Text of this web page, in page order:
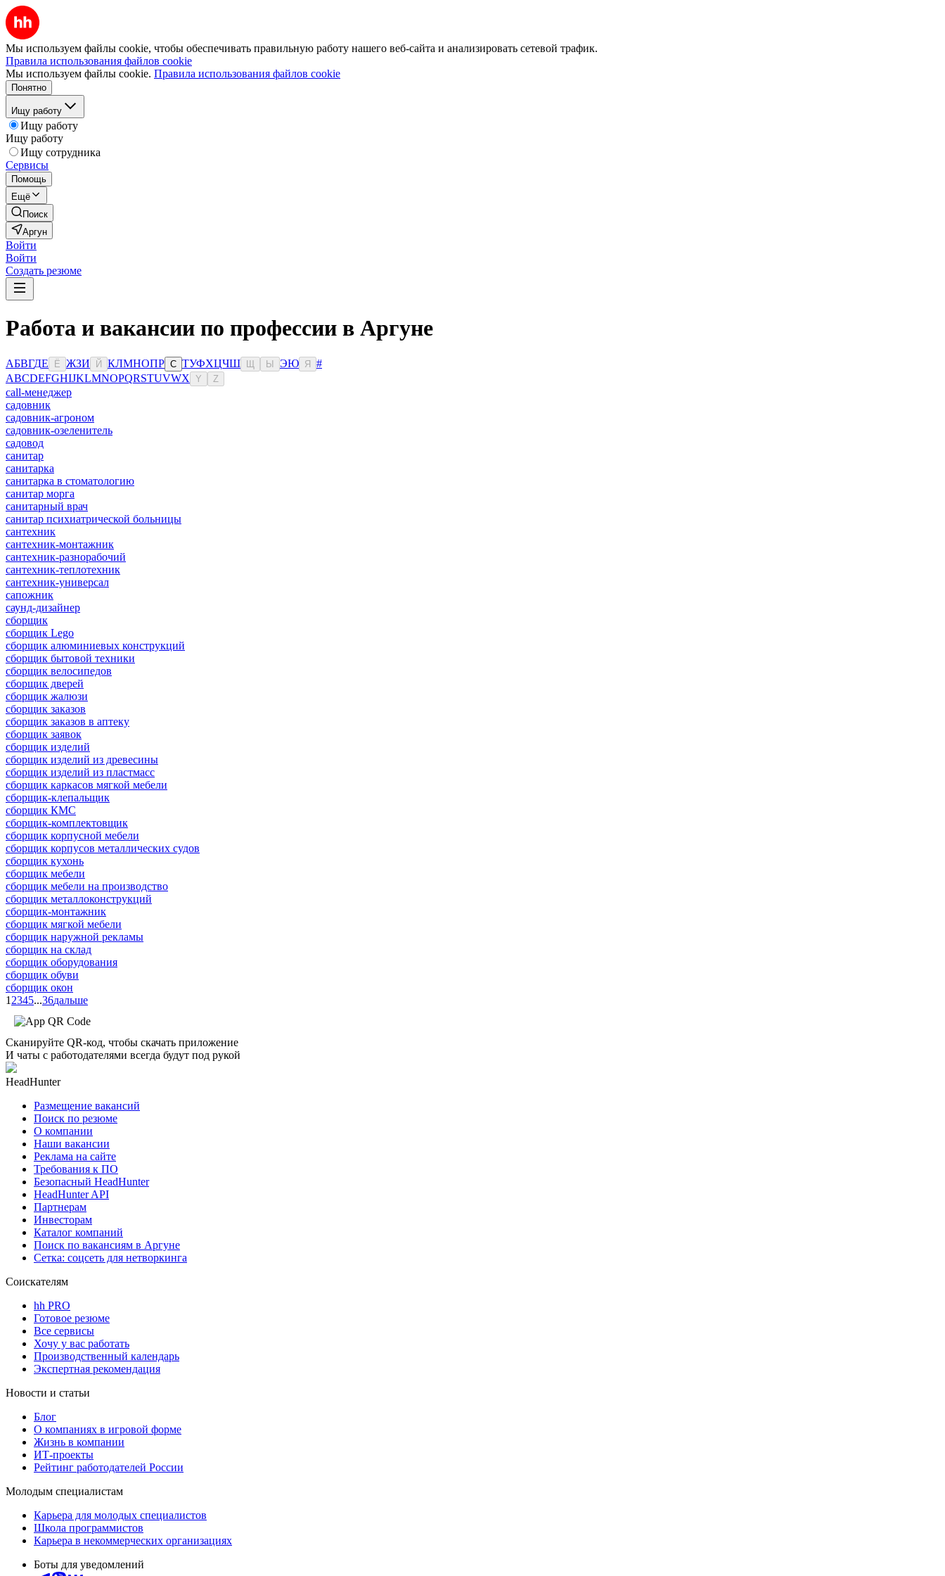
Мы используем файлы cookie, чтобы обеспечивать правильную работу нашего веб-сайта и анализировать сетевой трафик.
Правила использования файлов cookie
Мы используем файлы cookie. Правила использования файлов cookie
Понятно
Ищу работу
Ищу работу
Ищу работу
Ищу сотрудника
Сервисы
Помощь
Ещё
Поиск
Аргун
Войти
Войти
Создать резюме
Работа и вакансии по профессии в Аргуне
АБВГДЕ Ё ЖЗИ Й КЛМНОПР С ТУФХЦЧШ Ы ЭЮ Я
#
ABCDEFGHIJKLMNOPQRSTUVWX Y Z
сall-менеджер
садовник
садовник-агроном
садовник-озеленитель
садовод
санитар
санитарка
санитарка в стоматологию
санитар морга
санитарный врач
санитар психиатрической больницы
сантехник
сантехник-монтажник
сантехник-разнорабочий
сантехник-теплотехник
сантехник-универсал
сапожник
саунд-дизайнер
сборщик
сборщик Lego
сборщик алюминиевых конструкций
сборщик бытовой техники
сборщик велосипедов
сборщик дверей
сборщик жалюзи
сборщик заказов
сборщик заказов в аптеку
сборщик заявок
сборщик изделий
сборщик изделий из древесины
сборщик изделий из пластмасс
сборщик каркасов мягкой мебели
сборщик-клепальщик
сборщик КМС
сборщик-комплектовщик
сборщик корпусной мебели
сборщик корпусов металлических судов
сборщик кухонь
сборщик мебели
сборщик мебели на производство
сборщик металлоконструкций
сборщик-монтажник
сборщик мягкой мебели
сборщик наружной рекламы
сборщик на склад
сборщик оборудования
сборщик обуви
сборщик окон
1 2345...36дальше
Сканируйте QR-код, чтобы скачать приложение
И чаты с работодателями всегда будут под рукой
HeadHunter
Размещение вакансий
Поиск по резюме
О компании
Наши вакансии
Реклама на сайте
Требования к ПО
Безопасный HeadHunter
HeadHunter API
Партнерам
Инвесторам
Каталог компаний
Поиск по вакансиям в Аргуне
Сетка: соцсеть для нетворкинга
Соискателям
hh PRO
Готовое резюме
Все сервисы
Хочу у вас работать
Производственный календарь
Экспертная рекомендация
Новости и статьи
Блог
О компаниях в игровой форме
Жизнь в компании
ИТ-проекты
Рейтинг работодателей России
Молодым специалистам
Карьера для молодых специалистов
Школа программистов
Карьера в некоммерческих организациях
Боты для уведомлений